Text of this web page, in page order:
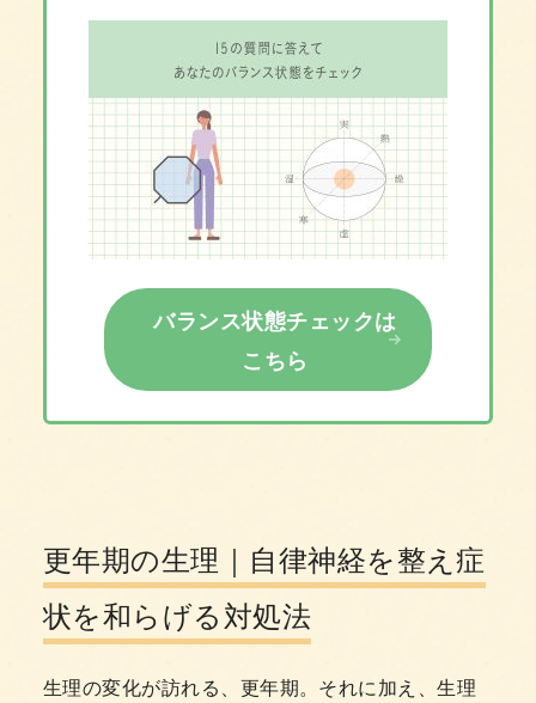
バランス状態チェックは
こちら
更年期の生理｜自律神経を整え症
状を和らげる対処法
生理の変化が訪れる、更年期。それに加え、生理